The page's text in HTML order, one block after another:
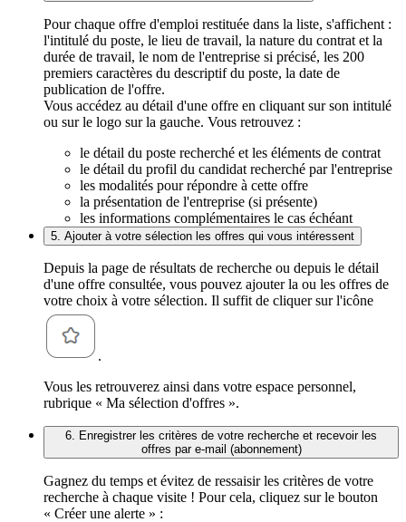
Pour chaque offre d'emploi restituée dans la liste, s'affichent :
l'intitulé du poste, le lieu de travail, la nature du contrat et la
durée de travail, le nom de l'entreprise si précisé, les 200
premiers caractères du descriptif du poste, la date de
publication de l'offre.
Vous accédez au détail d'une offre en cliquant sur son intitulé
ou sur le logo sur la gauche. Vous retrouvez :
le détail du poste recherché et les éléments de contrat
le détail du profil du candidat recherché par l'entreprise
les modalités pour répondre à cette offre
la présentation de l'entreprise (si présente)
les informations complémentaires le cas échéant
5. Ajouter à votre sélection les offres qui vous intéressent
Depuis la page de résultats de recherche ou depuis le détail
d'une offre consultée, vous pouvez ajouter la ou les offres de
votre choix à votre sélection. Il suffit de cliquer sur l'icône
.
Vous les retrouverez ainsi dans votre espace personnel,
rubrique « Ma sélection d'offres ».
6. Enregistrer les critères de votre recherche et recevoir les
offres par e-mail (abonnement)
Gagnez du temps et évitez de ressaisir les critères de votre
recherche à chaque visite ! Pour cela, cliquez sur le bouton
« Créer une alerte » :